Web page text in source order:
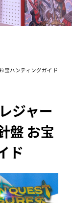
宝ハンティングガイド
ジャー
盤 お宝
ド